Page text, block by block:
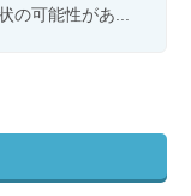
の可能性があ...